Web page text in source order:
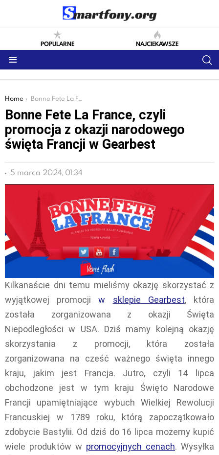
POPULARNE NAJCIEKAWSZE
You are here:
Home Bonne Fete La France, czyli promocja z okazji narodowego święta Francji w Gearbest
Bonne Fete La France, czyli
promocja z okazji narodowego
święta Francji w Gearbest
5 marca 2024, 01:34
Kilkanaście dni temu mieliśmy okazję skorzystać z
wyjątkowej promocjiw sklepie Gearbest, która
została zorganizowana z okazji Święta
Niepodległości w USA. Dziś mamy kolejną okazję
skorzystania z promocji, która została
zorganizowana na cześć ważnego święta innego
kraju, jakim jest Francja. Jutro, czyli 14 lipca
obchodzone jest w tym kraju Święto Narodowe
Francji upamiętniające wybuch Wielkiej Rewolucji
Francuskiej w 1789 roku, którą zapoczątkowało
zdobycie Bastylii. Od dziś do 16 lipca możemy kupić
wiele produktów w promocyjnych cenach. Wysyłka